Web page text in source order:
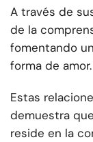
A través de
de la
fomentando
forma de amor.
Estas
demuestra
reside en la